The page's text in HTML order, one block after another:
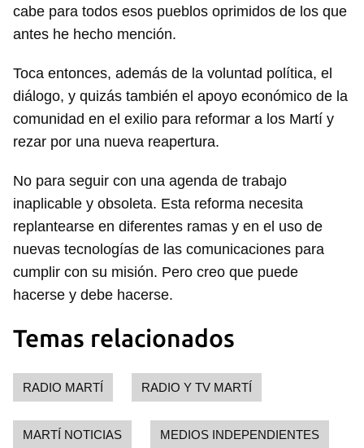
iniciar sesión con tu cuenta de 14ymedio.
INICIAR SESIÓN CANCELAR
cabe para todos esos pueblos oprimidos de los que
antes he hecho mención.
Toca entonces, además de la voluntad política, el
diálogo, y quizás también el apoyo económico de la
comunidad en el exilio para reformar a los Martí y
rezar por una nueva reapertura.
No para seguir con una agenda de trabajo
inaplicable y obsoleta. Esta reforma necesita
replantearse en diferentes ramas y en el uso de
nuevas tecnologías de las comunicaciones para
cumplir con su misión. Pero creo que puede
hacerse y debe hacerse.
Temas relacionados
RADIO MARTÍ RADIO Y TV MARTÍ
MARTÍ NOTICIAS MEDIOS INDEPENDIENTES